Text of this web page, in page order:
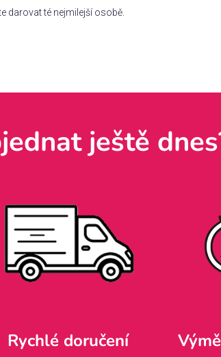
darovat té nejmilejší osobě.
ještě
Rychlé doručení